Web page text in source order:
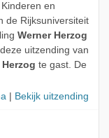
en
de Rijksuniversiteit
Werner Herzog
uitzending van
te gast. De
Bekijk uitzending